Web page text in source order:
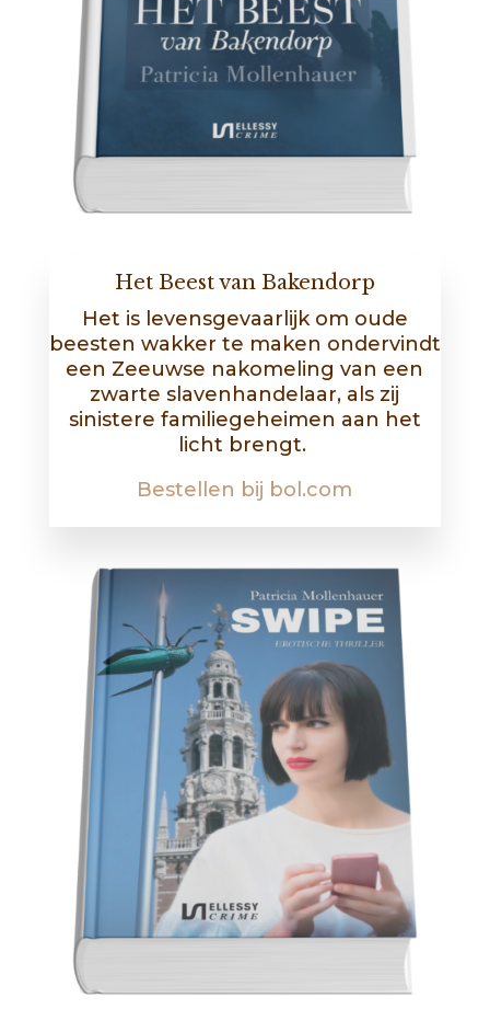
Het Beest van Bakendorp
Het is levensgevaarlijk om oude
beesten wakker te maken ondervindt
een Zeeuwse nakomeling van een
zwarte slavenhandelaar, als zij
sinistere familiegeheimen aan het
licht brengt.
Bestellen bij bol.com